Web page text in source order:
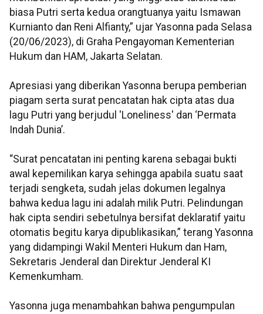
biasa Putri serta kedua orangtuanya yaitu Ismawan
Kurnianto dan Reni Alfianty,” ujar Yasonna pada Selasa
(20/06/2023), di Graha Pengayoman Kementerian
Hukum dan HAM, Jakarta Selatan.
Apresiasi yang diberikan Yasonna berupa pemberian
piagam serta surat pencatatan hak cipta atas dua
lagu Putri yang berjudul 'Loneliness' dan ‘Permata
Indah Dunia’.
“Surat pencatatan ini penting karena sebagai bukti
awal kepemilikan karya sehingga apabila suatu saat
terjadi sengketa, sudah jelas dokumen legalnya
bahwa kedua lagu ini adalah milik Putri. Pelindungan
hak cipta sendiri sebetulnya bersifat deklaratif yaitu
otomatis begitu karya dipublikasikan,” terang Yasonna
yang didampingi Wakil Menteri Hukum dan Ham,
Sekretaris Jenderal dan Direktur Jenderal KI
Kemenkumham.
Yasonna juga menambahkan bahwa pengumpulan